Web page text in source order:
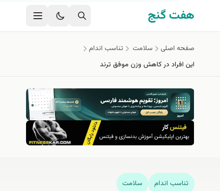
گنج
سلامت
تناسب اندام
در کاهش وزن موفق ترند
سلامت